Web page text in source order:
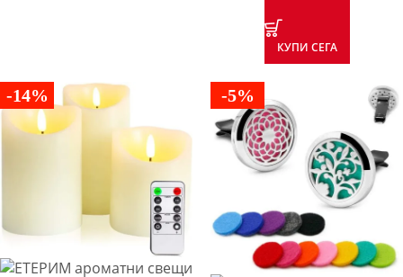
КУПИ СЕГА
-14% -5%